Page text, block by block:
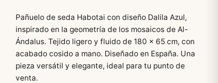
Pañuelo de seda Habotai con diseño Dalila Azul,
inspirado en la geometría de los mosaicos de Al-
Ándalus. Tejido ligero y fluido de 180 × 65 cm, con
acabado cosido a mano. Diseñado en España. Una
pieza versátil y elegante, ideal para tu punto de
venta.